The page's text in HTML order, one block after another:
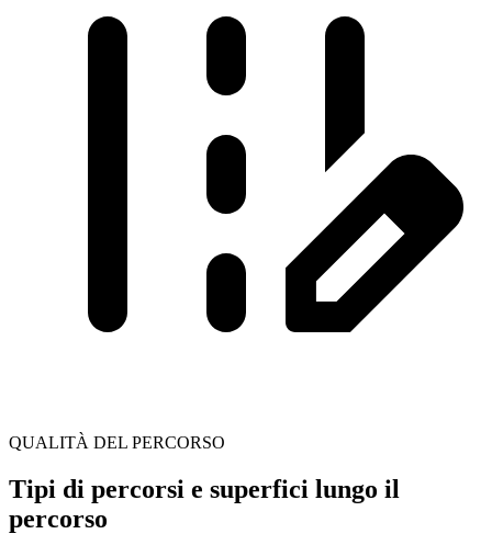
QUALITÀ DEL PERCORSO
Tipi di percorsi e superfici lungo il
percorso